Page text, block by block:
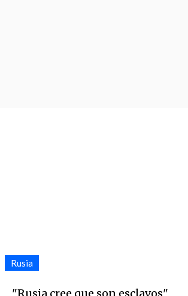
Rusia